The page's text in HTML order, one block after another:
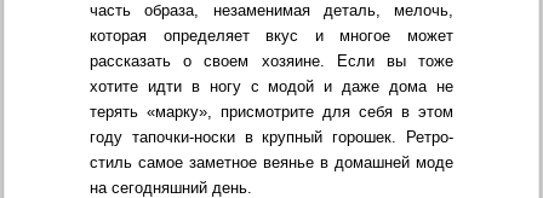
часть образа, незаменимая деталь, мелочь,
которая определяет вкус и многое может
рассказать о своем хозяине. Если вы тоже
хотите идти в ногу с модой и даже дома не
терять «марку», присмотрите для себя в этом
году тапочки-носки в крупный горошек. Ретро-
стиль самое заметное веянье в домашней моде
на сегодняшний день.